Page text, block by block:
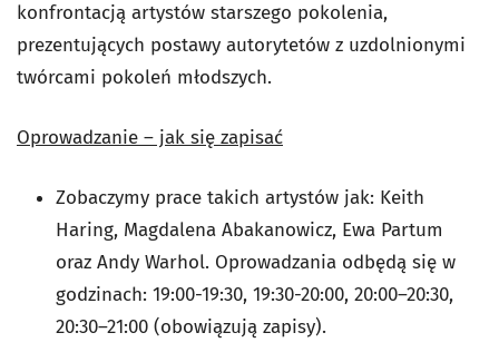
konfrontacją artystów starszego pokolenia,
prezentujących postawy autorytetów z uzdolnionymi
twórcami pokoleń młodszych.
Oprowadzanie – jak się zapisać
Zobaczymy prace takich artystów jak: Keith
Haring, Magdalena Abakanowicz, Ewa Partum
oraz Andy Warhol. Oprowadzania odbędą się w
godzinach: 19:00-19:30, 19:30-20:00, 20:00–20:30,
20:30–21:00 (obowiązują zapisy).